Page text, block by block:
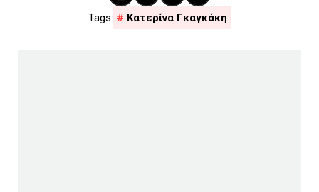
Κατερίνα Γκαγκάκη